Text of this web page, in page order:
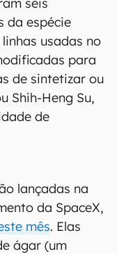
da espécie
usadas no
para
de sintetizar ou
Shih-Heng Su,
de
lançadas na
da SpaceX,
mês. Elas
ágar (um